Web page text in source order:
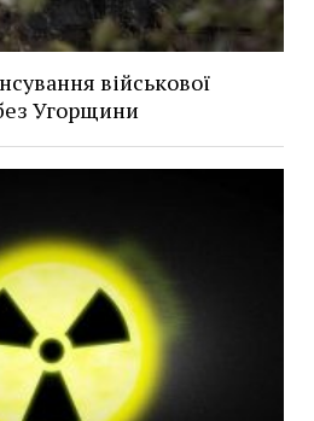
військової
Угорщини